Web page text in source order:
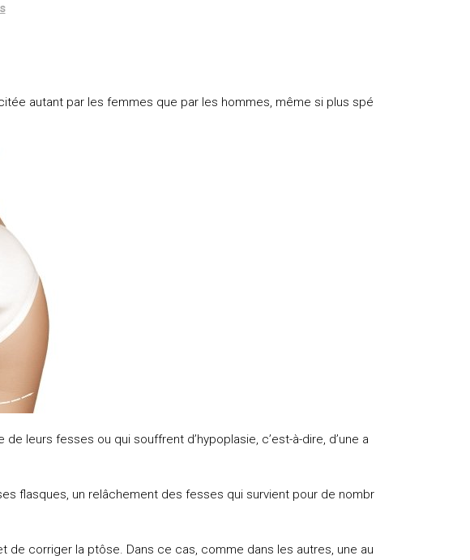
autant par les femmes que par les hommes, même si plus spé
leurs fesses ou qui souffrent d’hypoplasie, c’est-à-dire, d’une a
flasques, un relâchement des fesses qui survient pour de nombr
de corriger la ptôse. Dans ce cas, comme dans les autres, une au